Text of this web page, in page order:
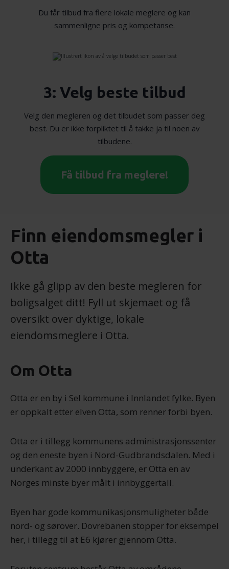
Du får tilbud fra flere lokale meglere og kan
sammenligne pris og kompetanse.
3: Velg beste tilbud
Velg den megleren og det tilbudet som passer deg
best. Du er ikke forpliktet til å takke ja til noen av
tilbudene.
Få tilbud fra meglere!
Finn eiendomsmegler i
Otta
Ikke gå glipp av den beste megleren for
boligsalget ditt! Fyll ut skjemaet og få
oversikt over dyktige, lokale
eiendomsmeglere i Otta.
Om Otta
Otta er en by i Sel kommune i Innlandet fylke. Byen
er oppkalt etter elven Otta, som renner forbi byen.
Otta er i tillegg kommunens administrasjonssenter
og den eneste byen i Nord-Gudbrandsdalen. Med i
underkant av 2000 innbyggere, er Otta en av
Norges minste byer målt i innbyggertall.
Byen har gode kommunikasjonsmuligheter både
nord- og sørover. Dovrebanen stopper for eksempel
her, i tillegg til at E6 kjører gjennom Otta.